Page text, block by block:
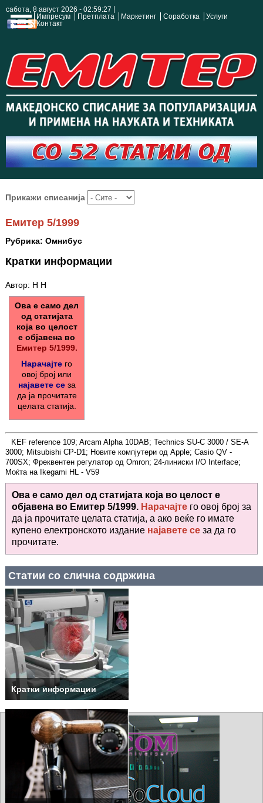
сабота, 8 август 2026 - 02:59:28
Импресум
Претплата Маркетинг Соработка
Услуги
Контакт
Прикажи списанија
Емитер 5/1999
Рубрика: Омнибус
Кратки информации
Автор: Н Н
Ова е само дел
од статијата
која во целост
е објавена во
Емитер 5/1999.
Нарачајте го
овој број или
најавете сеза
да ја прочитате
целата статија.
KEF reference 109; Arcam Alpha 10DAB; Technics SU-C 3000 / SE-A
3000; Mitsubishi CP-D1; Новите компјутери од Apple; Casio QV -
700SX; Фреквентен регулатор од Omron; 24-линиски I/O Interface;
Моќта на Ikegami HL - V59
Ова е само дел од статијата која во целост е
објавена во Емитер 5/1999. Нарачајте го овој број за
да ја прочитате целата статија, а ако веќе го имате
купено електронското издание најавете се за да го
прочитате.
Статии со слична содржина
Кратки информации